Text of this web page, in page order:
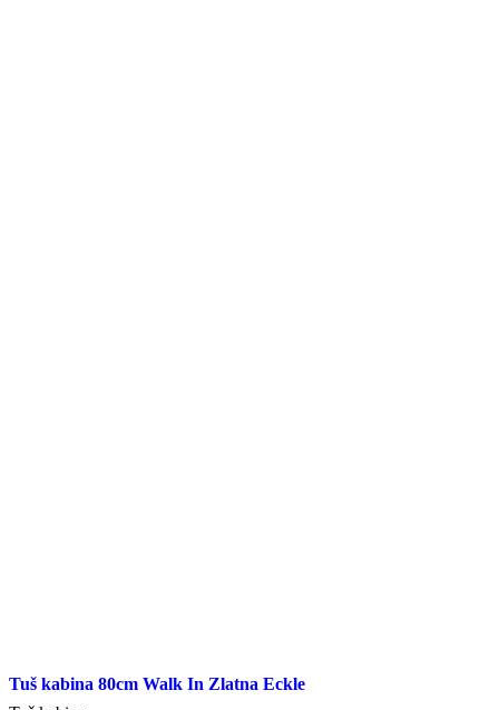
Tuš kabina 80cm Walk In Zlatna Eckle